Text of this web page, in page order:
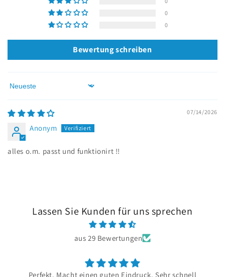
0
0
Bewertung schreiben
Sort by
07/14/2026
Anonym
alles o.m. passt und funktionirt !!
Lassen Sie Kunden für uns sprechen
aus 29 Bewertungen
Perfekt. Macht einen guten Eindruck. Sehr schnell